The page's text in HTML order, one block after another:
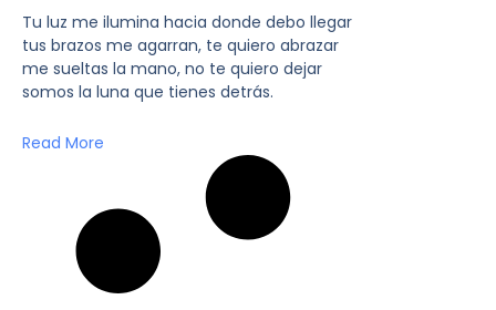
Tu luz me ilumina hacia donde debo llegar
tus brazos me agarran, te quiero abrazar
me sueltas la mano, no te quiero dejar
somos la luna que tienes detrás.
Read More